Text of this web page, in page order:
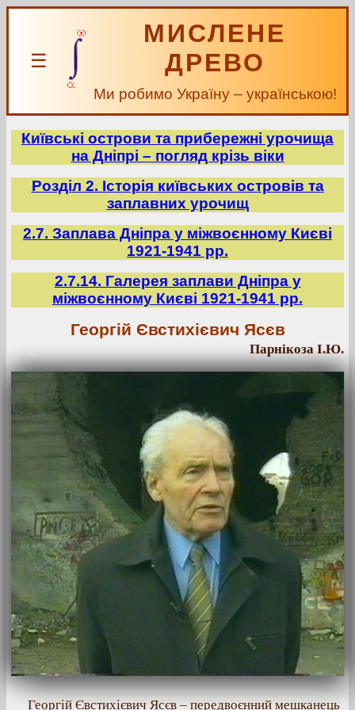
☰
МИСЛЕНЕ
ДРЕВО
Ми робимо Україну – українською!
Київські острови та прибережні урочища
на Дніпрі – погляд крізь віки
Розділ 2. Історія київських островів та
заплавних урочищ
2.7. Заплава Дніпра у міжвоєнному Києві
1921-1941 рр.
2.7.14. Галерея заплави Дніпра у
міжвоєнному Києві 1921-1941 рр.
Георгій Євстихієвич Ясєв
Парнікоза І.Ю.
Георгій Євстихієвич Ясєв – передвоєнний мешканець